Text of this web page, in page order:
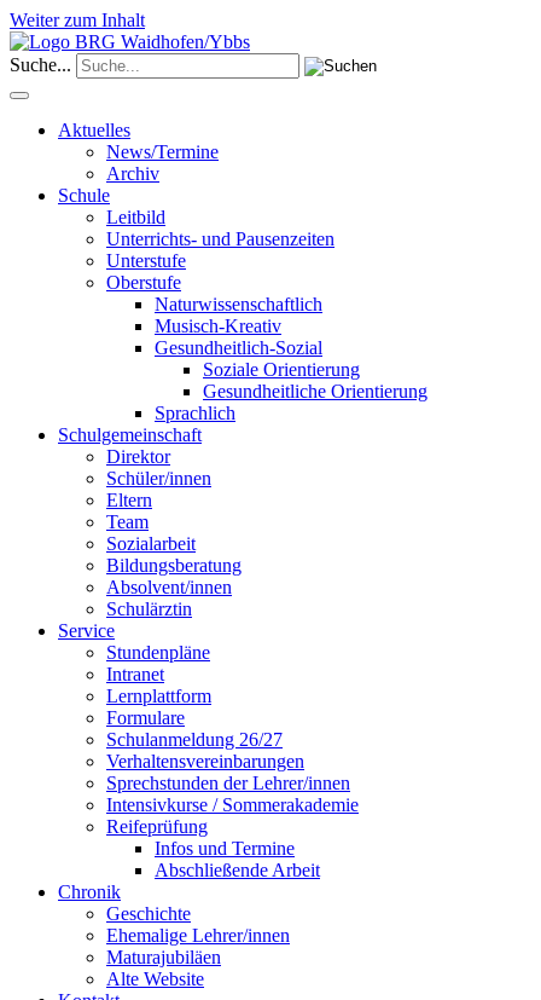
Weiter zum Inhalt
Suche...
Aktuelles
News/Termine
Archiv
Schule
Leitbild
Unterrichts- und Pausenzeiten
Unterstufe
Oberstufe
Naturwissenschaftlich
Musisch-Kreativ
Gesundheitlich-Sozial
Soziale Orientierung
Gesundheitliche Orientierung
Sprachlich
Schulgemeinschaft
Direktor
Schüler/innen
Eltern
Team
Sozialarbeit
Bildungsberatung
Absolvent/innen
Schulärztin
Service
Stundenpläne
Intranet
Lernplattform
Formulare
Schulanmeldung 26/27
Verhaltensvereinbarungen
Sprechstunden der Lehrer/innen
Intensivkurse / Sommerakademie
Reifeprüfung
Infos und Termine
Abschließende Arbeit
Chronik
Geschichte
Ehemalige Lehrer/innen
Maturajubiläen
Alte Website